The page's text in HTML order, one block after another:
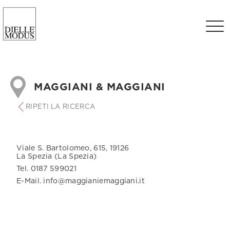
MAGGIANI & MAGGIANI
RIPETI LA RICERCA
Viale S. Bartolomeo, 615, 19126
La Spezia (La Spezia)
Tel. 0187 599021
E-Mail. info@maggianiemaggiani.it